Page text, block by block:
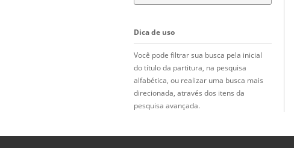
Dica de uso
Você pode filtrar sua busca pela inicial
do título da partitura, na pesquisa
alfabética, ou realizar uma busca mais
direcionada, através dos itens da
pesquisa avançada.